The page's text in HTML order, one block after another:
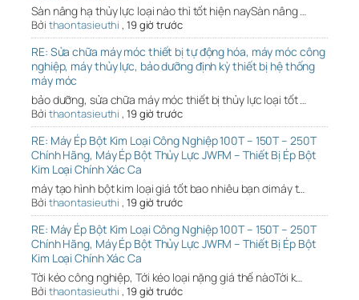
Sàn nâng hạ thủy lực loại nào thì tốt hiện naySàn nâng …
Bởi thaontasieuthi , 19 giờ trước
RE: Sửa chữa máy móc thiết bị tự động hóa, máy móc công
nghiệp, máy thủy lực, bảo dưỡng định kỳ thiết bị hệ thống
máy móc
bảo dưỡng, sửa chữa máy móc thiết bị thủy lực loại tốt …
Bởi thaontasieuthi , 19 giờ trước
RE: Máy Ép Bột Kim Loại Công Nghiệp 100T – 150T – 250T
Chính Hãng, Máy Ép Bột Thủy Lực JWFM – Thiết Bị Ép Bột
Kim Loại Chính Xác Ca
máy tạo hình bột kim loại giá tốt bao nhiêu bạn ơimáy t…
Bởi thaontasieuthi , 19 giờ trước
RE: Máy Ép Bột Kim Loại Công Nghiệp 100T – 150T – 250T
Chính Hãng, Máy Ép Bột Thủy Lực JWFM – Thiết Bị Ép Bột
Kim Loại Chính Xác Ca
Tời kéo công nghiệp, Tới kéo loại nặng giá thế nàoTời k…
Bởi thaontasieuthi , 19 giờ trước